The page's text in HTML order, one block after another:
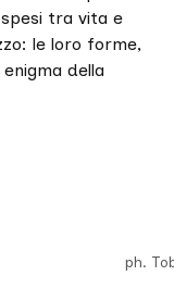
tra vita e
le loro forme,
della
ph.